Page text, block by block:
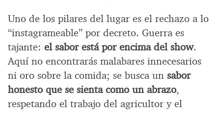
Uno de los pilares del lugar es el rechazo a lo
“instagrameable” por decreto. Guerra es
tajante: el sabor está por encima del show.
Aquí no encontrarás malabares innecesarios
ni oro sobre la comida; se busca un sabor
honesto que se sienta como un abrazo,
respetando el trabajo del agricultor y el